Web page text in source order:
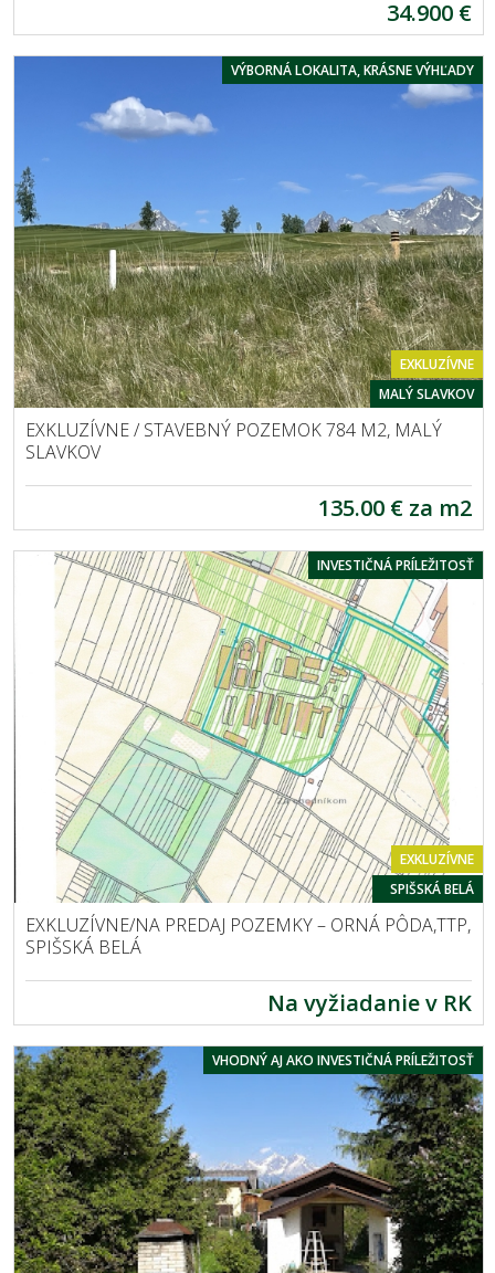
34.900 €
VÝBORNÁ LOKALITA, KRÁSNE VÝHĽADY
EXKLUZÍVNE
MALÝ SLAVKOV
EXKLUZÍVNE / STAVEBNÝ POZEMOK 784 M2, MALÝ
SLAVKOV
135.00 € za m2
INVESTIČNÁ PRÍLEŽITOSŤ
EXKLUZÍVNE
SPIŠSKÁ BELÁ
EXKLUZÍVNE/NA PREDAJ POZEMKY – ORNÁ PÔDA,TTP,
SPIŠSKÁ BELÁ
Na vyžiadanie v RK
VHODNÝ AJ AKO INVESTIČNÁ PRÍLEŽITOSŤ